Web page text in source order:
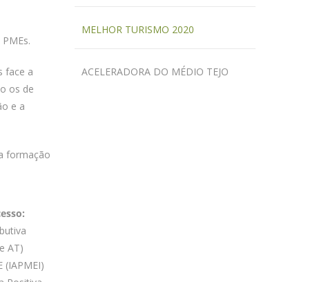
face a
os de
e a
formação
AT)
(IAPMEI)
MELHOR TURISMO 2020
ACELERADORA DO MÉDIO TEJO